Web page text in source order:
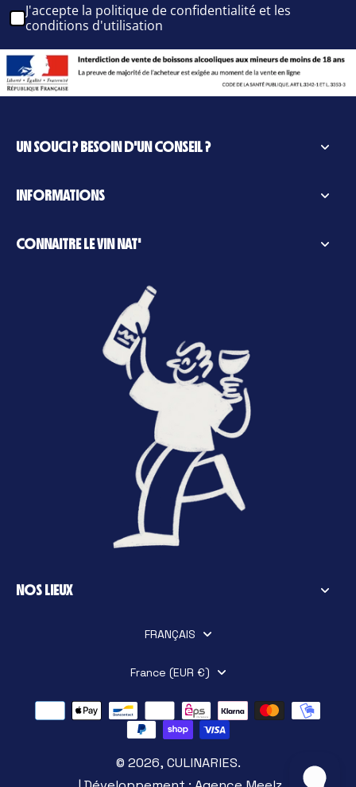
J'accepte la politique de confidentialité et les
conditions d'utilisation
UN SOUCI ? BESOIN D'UN CONSEIL ?
INFORMATIONS
CONNAITRE LE VIN NAT'
NOS LIEUX
FRANÇAIS
France (EUR €)
© 2026, CULINARIES.